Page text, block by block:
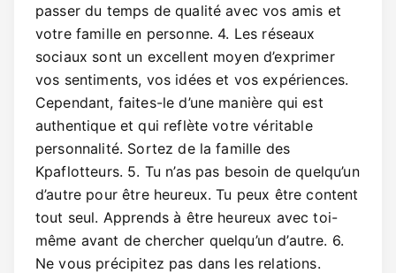
passer du temps de qualité avec vos amis et
votre famille en personne. 4. Les réseaux
sociaux sont un excellent moyen d’exprimer
vos sentiments, vos idées et vos expériences.
Cependant, faites-le d’une manière qui est
authentique et qui reflète votre véritable
personnalité. Sortez de la famille des
Kpaflotteurs. 5. Tu n’as pas besoin de quelqu’un
d’autre pour être heureux. Tu peux être content
tout seul. Apprends à être heureux avec toi-
même avant de chercher quelqu’un d’autre. 6.
Ne vous précipitez pas dans les relations.